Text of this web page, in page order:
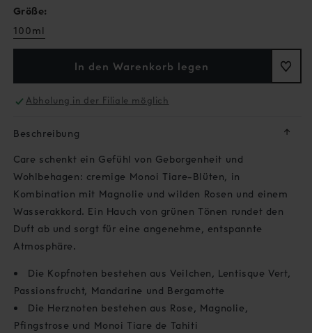
Größe:
100ml
In den Warenkorb legen
Abholung in der Filiale möglich
Beschreibung ↓
Care schenkt ein Gefühl von Geborgenheit und
Wohlbehagen: cremige Monoi Tiare-Blüten, in
Kombination mit Magnolie und wilden Rosen und einem
Wasserakkord. Ein Hauch von grünen Tönen rundet den
Duft ab und sorgt für eine angenehme, entspannte
Atmosphäre.
Die Kopfnoten bestehen aus Veilchen, Lentisque Vert,
Passionsfrucht, Mandarine und Bergamotte
Die Herznoten bestehen aus Rose, Magnolie,
Pfingstrose und Monoi Tiare de Tahiti